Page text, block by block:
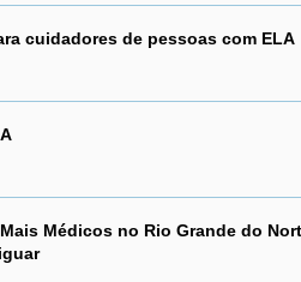
cuidadores de pessoas com ELA
Médicos no Rio Grande do